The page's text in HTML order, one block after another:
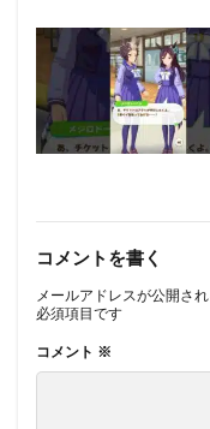
コメントを書く
メールアドレスが公開さ
必須項目です
コメント ※